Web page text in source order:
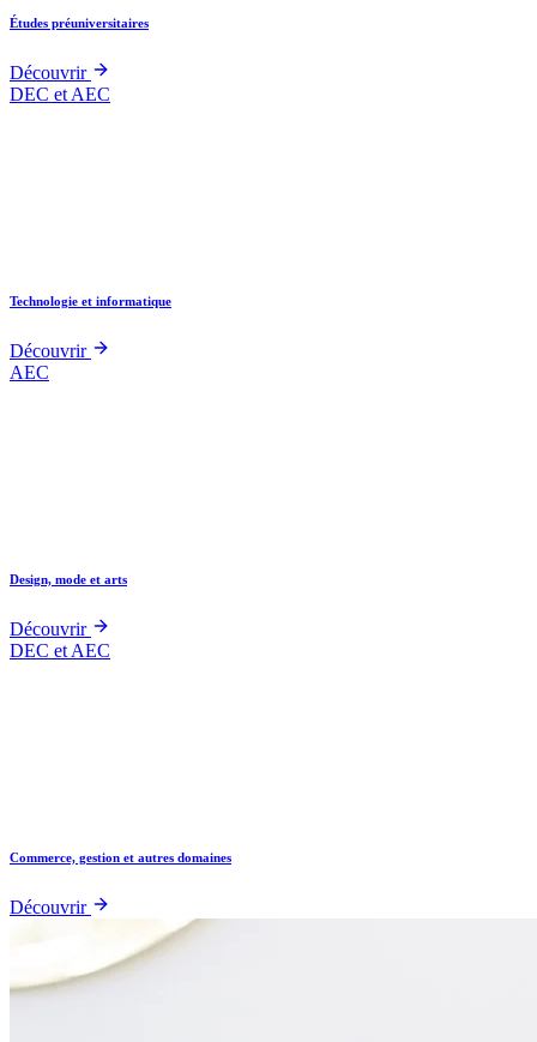
Études préuniversitaires
Découvrir
DEC et AEC
Technologie et informatique
Découvrir
AEC
Design, mode et arts
Découvrir
DEC et AEC
Commerce, gestion et autres domaines
Découvrir